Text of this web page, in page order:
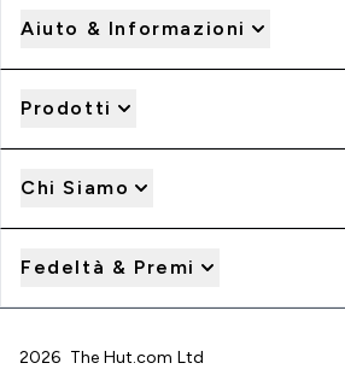
Aiuto & Informazioni
Prodotti
Chi Siamo
Fedeltà & Premi
2026 The Hut.com Ltd